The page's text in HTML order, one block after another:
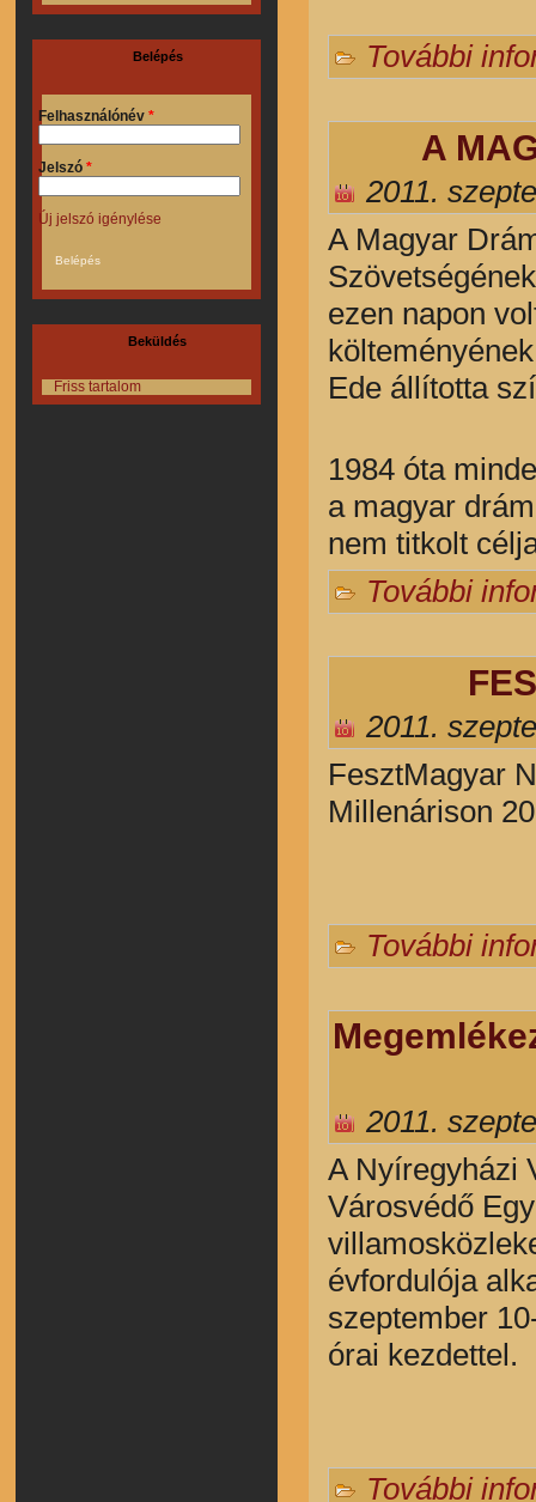
Belépés
Felhasználónév *
Jelszó *
Új jelszó igénylése
Beküldés
Friss tartalom
További
A
2011.
A Magyar
ezen napon
Ede állította
1984 óta
a magyar
nem titkolt
További
2011.
FesztMagyar
Millenárison
További
2011.
A Nyíregyházi
Városvédő
évfordulója
szeptember
órai kezdettel.
További